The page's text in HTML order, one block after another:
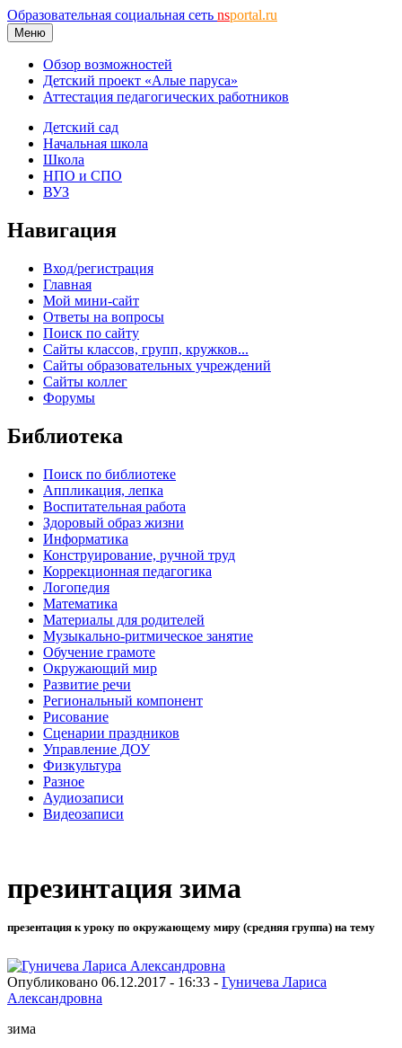
Образовательная социальная сеть nsportal.ru
Меню
Обзор возможностей
Детский проект «Алые паруса»
Аттестация педагогических работников
Детский сад
Начальная школа
Школа
НПО и СПО
ВУЗ
Навигация
Вход/регистрация
Главная
Мой мини-сайт
Ответы на вопросы
Поиск по сайту
Сайты классов, групп, кружков...
Сайты образовательных учреждений
Сайты коллег
Форумы
Библиотека
Поиск по библиотеке
Аппликация, лепка
Воспитательная работа
Здоровый образ жизни
Информатика
Конструирование, ручной труд
Коррекционная педагогика
Логопедия
Математика
Материалы для родителей
Музыкально-ритмическое занятие
Обучение грамоте
Окружающий мир
Развитие речи
Региональный компонент
Рисование
Сценарии праздников
Управление ДОУ
Физкультура
Разное
Аудиозаписи
Видеозаписи
презинтация зима
презентация к уроку по окружающему миру (средняя группа) на тему
Опубликовано 06.12.2017 - 16:33 - Гуничева Лариса
Александровна
зима